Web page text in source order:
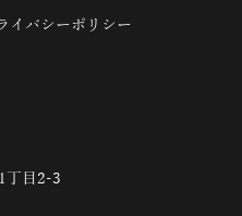
イバシーポリシー
丁目2-3